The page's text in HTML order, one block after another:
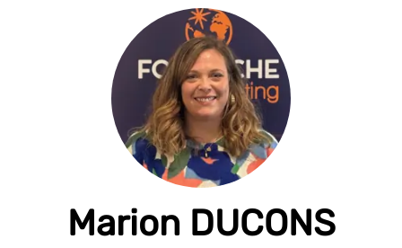
Marion DUCONS